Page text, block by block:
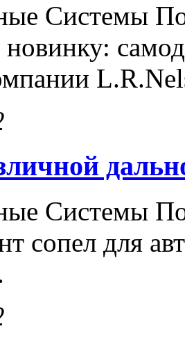
Системы
Системы
сопел для